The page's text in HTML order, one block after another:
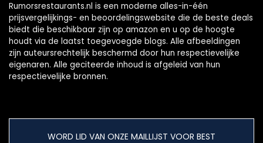
Rumorsrestaurants.nl is een moderne alles-in-één
prijsvergelijkings- en beoordelingswebsite die de beste deals
biedt die beschikbaar zijn op amazon en u op de hoogte
houdt via de laatst toegevoegde blogs. Alle afbeeldingen
zijn auteursrechtelijk beschermd door hun respectievelijke
eigenaren. Alle geciteerde inhoud is afgeleid van hun
respectievelijke bronnen.
WORD LID VAN ONZE MAILLIJST VOOR BEST